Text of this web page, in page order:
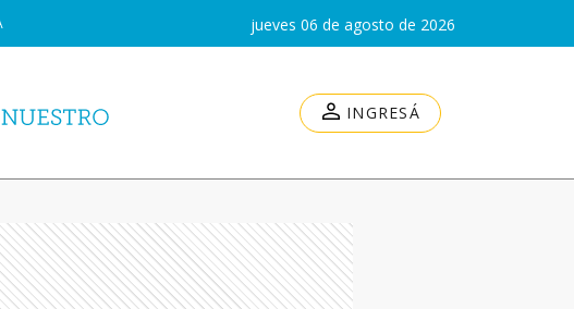
jueves 06 de agosto de 2026
INGRESÁ